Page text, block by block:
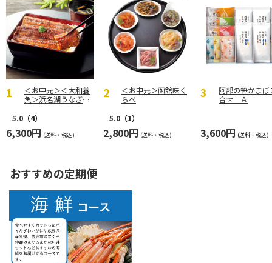
＜お中元＞＜大和養
魚＞浜名湖うなぎ蒲
5.0 （4）
6,300円 (送料・税込)
＜お中元＞函館味く
らべ
5.0 （1）
2,800円 (送料・税込)
阿部の笹かまぼ
合せ Ａ
3,600円 (送料・税込)
おすすめの定期便